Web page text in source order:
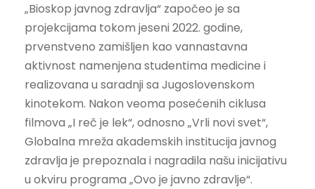
„Bioskop javnog zdravlja“ započeo je sa
projekcijama tokom jeseni 2022. godine,
prvenstveno zamišljen kao vannastavna
aktivnost namenjena studentima medicine i
realizovana u saradnji sa Jugoslovenskom
kinotekom. Nakon veoma posećenih ciklusa
filmova „I reč je lek“, odnosno „Vrli novi svet“,
Globalna mreža akademskih institucija javnog
zdravlja je prepoznala i nagradila našu inicijativu
u okviru programa „Ovo je javno zdravlje“.